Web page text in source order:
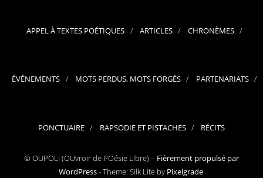
APPEL À TEXTES POÉTIQUES ARTICLES CHRONÈMES
ÉVÉNEMENTS MOTS PERDUS, MOTS FORGÉS PARTENARIATS
PONCTUAIRE RAPSODIE ET PISTACHES RÉCITS
© OUPOLI (OUvroir de POésie LIbre) – Fièrement propulsé par
WordPress-Theme: Silk Lite by Pixelgrade.